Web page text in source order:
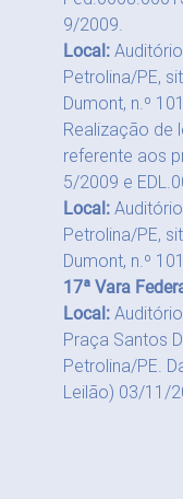
9/2009.
Local:
Petrolina/PE,
Dumont, n.º
Realização de
referente aos
5/2009 e
Local:
Petrolina/PE,
Dumont, n.º
17ª Vara
Local:
Praça Santos
Petrolina/PE.
Leilão) 03/11/